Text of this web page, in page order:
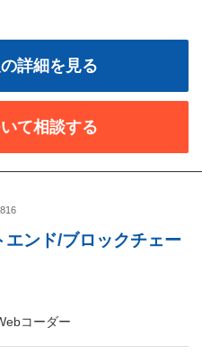
詳細を見る
て相談する
ンド/ブロックチェー
コーダー